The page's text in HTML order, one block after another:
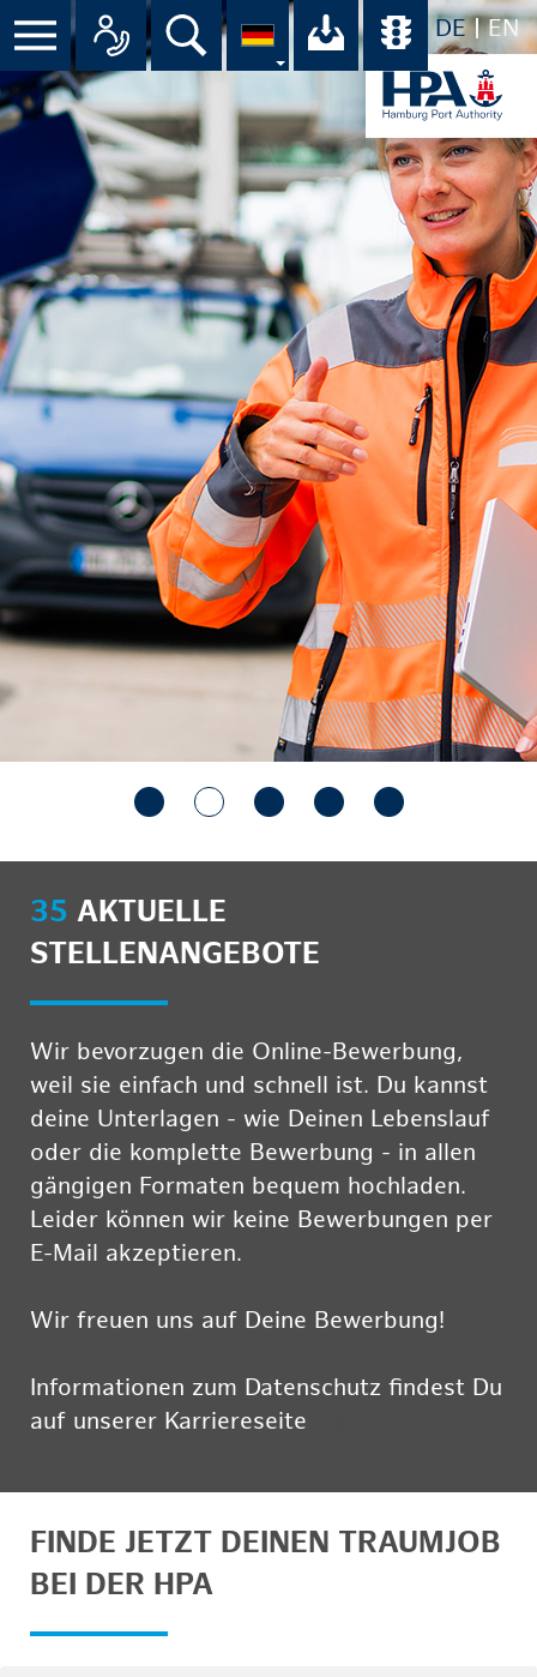
DE EN
Menü Alle Ansprechpartner im
Suche Ihr Download-
35 AKTUELLE
STELLENANGEBOTE
Wir bevorzugen die Online-Bewerbung,
weil sie einfach und schnell ist. Du kannst
deine Unterlagen - wie Deinen Lebenslauf
oder die komplette Bewerbung - in allen
gängigen Formaten bequem hochladen.
Leider können wir keine Bewerbungen per
E-Mail akzeptieren.
Wir freuen uns auf Deine Bewerbung!
Informationen zum Datenschutz findest Du
auf unserer Karriereseite
FINDE JETZT DEINEN TRAUMJOB
BEI DER HPA